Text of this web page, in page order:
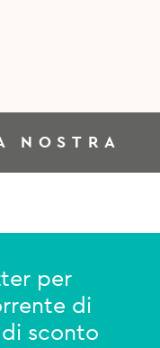
NOSTRA
per
di
sconto